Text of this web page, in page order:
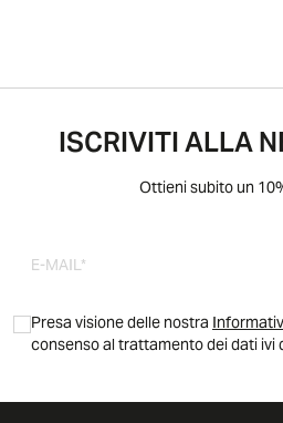
ISCRIVITI ALLA
Ottieni subito un
Presa visione delle nostra
consenso al trattamento dei dati